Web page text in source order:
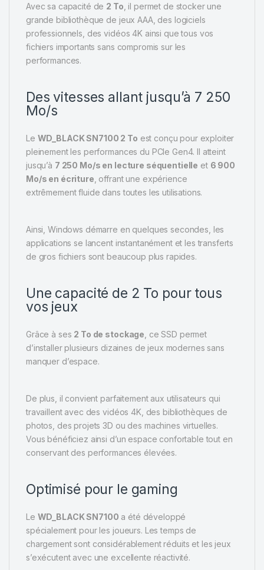
Avec sa capacité de 2 To , il permet de stocker une
grande bibliothèque de jeux AAA, des logiciels
professionnels, des vidéos 4K ainsi que tous vos
fichiers importants sans compromis sur les
performances.
Des vitesses allant jusqu’à 7 250
Mo/s
Le WD_BLACK SN7100 2 To est conçu pour exploiter
pleinement les performances du PCIe Gen4. Il atteint
jusqu’à 7 250 Mo/s en lecture séquentielle et 6 900
Mo/s en écriture , offrant une expérience
extrêmement fluide dans toutes les utilisations.
Ainsi, Windows démarre en quelques secondes, les
applications se lancent instantanément et les transferts
de gros fichiers sont beaucoup plus rapides.
Une capacité de 2 To pour tous
vos jeux
Grâce à ses 2 To de stockage , ce SSD permet
d’installer plusieurs dizaines de jeux modernes sans
manquer d’espace.
De plus, il convient parfaitement aux utilisateurs qui
travaillent avec des vidéos 4K, des bibliothèques de
photos, des projets 3D ou des machines virtuelles.
Vous bénéficiez ainsi d’un espace confortable tout en
conservant des performances élevées.
Optimisé pour le gaming
Le WD_BLACK SN7100 a été développé
spécialement pour les joueurs. Les temps de
chargement sont considérablement réduits et les jeux
s’exécutent avec une excellente réactivité.